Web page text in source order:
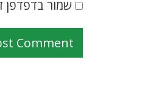
שמור בדפדפן